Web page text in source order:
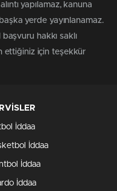
yapılamaz, kanuna
yerde yayınlanamaz.
hakkı saklı
ettiğiniz için teşekkür
İddaa
İddaa
İddaa
İddaa